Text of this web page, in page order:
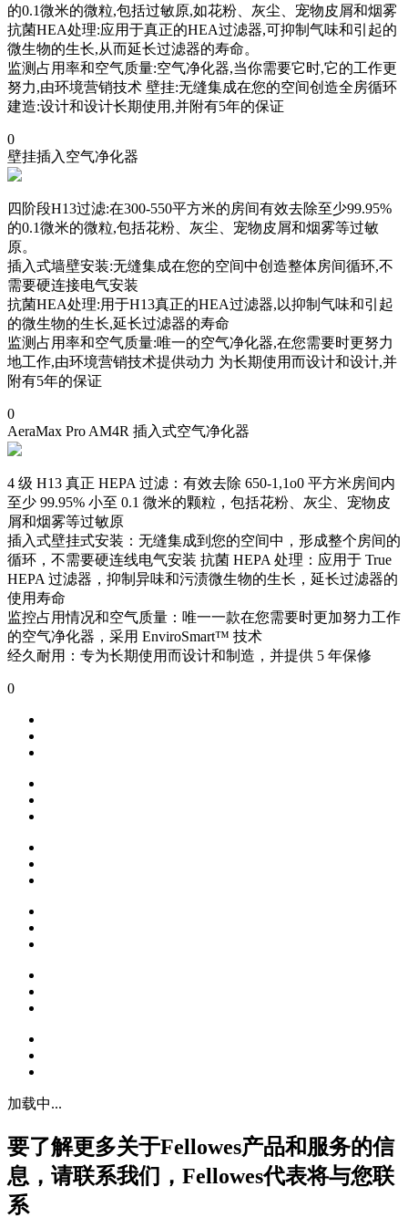
的0.1微米的微粒,包括过敏原,如花粉、灰尘、宠物皮屑和烟雾
抗菌HEA处理:应用于真正的HEA过滤器,可抑制气味和引起的
微生物的生长,从而延长过滤器的寿命。
监测占用率和空气质量:空气净化器,当你需要它时,它的工作更
努力,由环境营销技术 壁挂:无缝集成在您的空间创造全房循环
建造:设计和设计长期使用,并附有5年的保证
0
壁挂插入空气净化器
四阶段H13过滤:在300-550平方米的房间有效去除至少99.95%
的0.1微米的微粒,包括花粉、灰尘、宠物皮屑和烟雾等过敏
原。
插入式墙壁安装:无缝集成在您的空间中创造整体房间循环,不
需要硬连接电气安装
抗菌HEA处理:用于H13真正的HEA过滤器,以抑制气味和引起
的微生物的生长,延长过滤器的寿命
监测占用率和空气质量:唯一的空气净化器,在您需要时更努力
地工作,由环境营销技术提供动力 为长期使用而设计和设计,并
附有5年的保证
0
AeraMax Pro AM4R 插入式空气净化器
4 级 H13 真正 HEPA 过滤：有效去除 650-1,1o0 平方米房间内
至少 99.95% 小至 0.1 微米的颗粒，包括花粉、灰尘、宠物皮
屑和烟雾等过敏原
插入式壁挂式安装：无缝集成到您的空间中，形成整个房间的
循环，不需要硬连线电气安装 抗菌 HEPA 处理：应用于 True
HEPA 过滤器，抑制异味和污渍微生物的生长，延长过滤器的
使用寿命
监控占用情况和空气质量：唯一一款在您需要时更加努力工作
的空气净化器，采用 EnviroSmart™ 技术
经久耐用：专为长期使用而设计和制造，并提供 5 年保修
0
加载中...
要了解更多关于Fellowes产品和服务的信
息，请联系我们，Fellowes代表将与您联
系